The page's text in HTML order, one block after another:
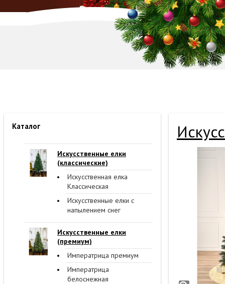
Каталог
Искусственные елки
(классические)
Искусственная елка
Классическая
Искусственные елки с
напылением снег
Искусственные елки
(премиум)
Императрица премиум
Императрица
белоснежная